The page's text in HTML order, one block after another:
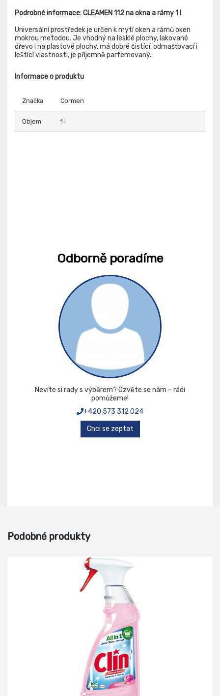
Podrobné informace: CLEAMEN 112 na okna a rámy 1 l
Universální prostředek je určen k mytí oken a rámů oken
mokrou metodou. Je vhodný na lesklé plochy, lakované
dřevo i na plastové plochy, má dobré čistící, odmašťovací i
leštící vlastnosti, je příjemně parfemovaný.
Informace o produktu
Značka Cormen
Objem 1 l
Odborně poradíme
Nevíte si rady s výběrem? Ozvěte se nám – rádi
pomůžeme!
+420 573 312 024
Chci se zeptat
Podobné produkty